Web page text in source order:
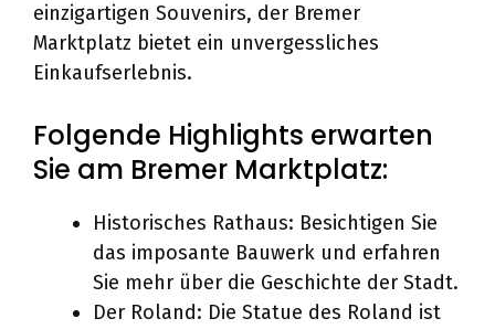
einzigartigen Souvenirs, der Bremer
Marktplatz bietet ein unvergessliches
Einkaufserlebnis.
Folgende Highlights erwarten
Sie am Bremer Marktplatz:
Historisches Rathaus: Besichtigen Sie
das imposante Bauwerk und erfahren
Sie mehr über die Geschichte der Stadt.
Der Roland: Die Statue des Roland ist